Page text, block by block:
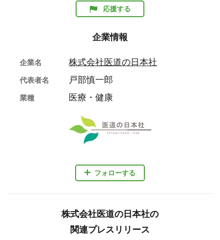
応援する
企業情報
フォローする
企業名 株式会社医道の日本社
代表者名 戸部慎一郎
業種 医療・健康
株式会社医道の日本社の
関連プレスリリース